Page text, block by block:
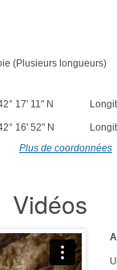
(Plusieurs
17' 11" N
16' 52" N
Plus de coordonnées
Vidéos